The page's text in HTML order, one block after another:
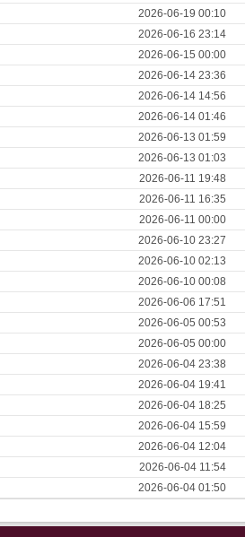
2026-06-19 00:10
2026-06-16 23:14
2026-06-15 00:00
2026-06-14 23:36
2026-06-14 14:56
2026-06-14 01:46
2026-06-13 01:59
2026-06-13 01:03
2026-06-11 19:48
2026-06-11 16:35
2026-06-11 00:00
2026-06-10 23:27
2026-06-10 02:13
2026-06-10 00:08
2026-06-06 17:51
2026-06-05 00:53
2026-06-05 00:00
2026-06-04 23:38
2026-06-04 19:41
2026-06-04 18:25
2026-06-04 15:59
2026-06-04 12:04
2026-06-04 11:54
2026-06-04 01:50